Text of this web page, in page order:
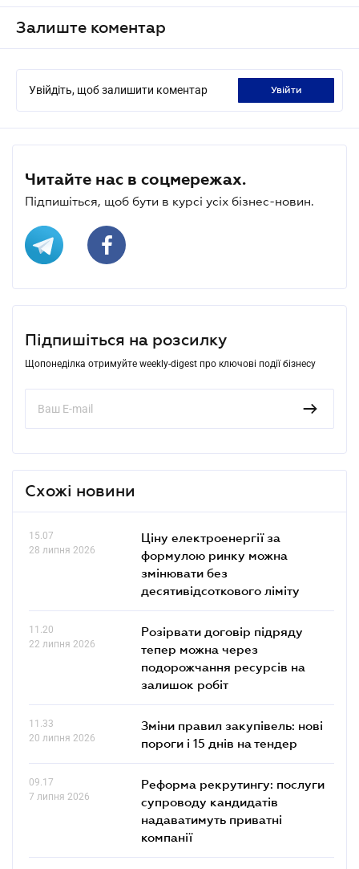
Залиште коментар
Увійдіть, щоб залишити коментар увійти
Читайте нас в соцмережах.
Підпишіться, щоб бути в курсі усіх бізнес-новин.
Підпишіться на розсилку
Щопонеділка отримуйте weekly-digest про ключові події бізнесу
Схожі новини
15.07
28 липня 2026
Ціну електроенергії за
формулою ринку можна
змінювати без
десятивідсоткового ліміту
11.20
22 липня 2026
Розірвати договір підряду
тепер можна через
подорожчання ресурсів на
залишок робіт
11.33
20 липня 2026
Зміни правил закупівель: нові
пороги і 15 днів на тендер
09.17
7 липня 2026
Реформа рекрутингу: послуги
супроводу кандидатів
надаватимуть приватні
компанії